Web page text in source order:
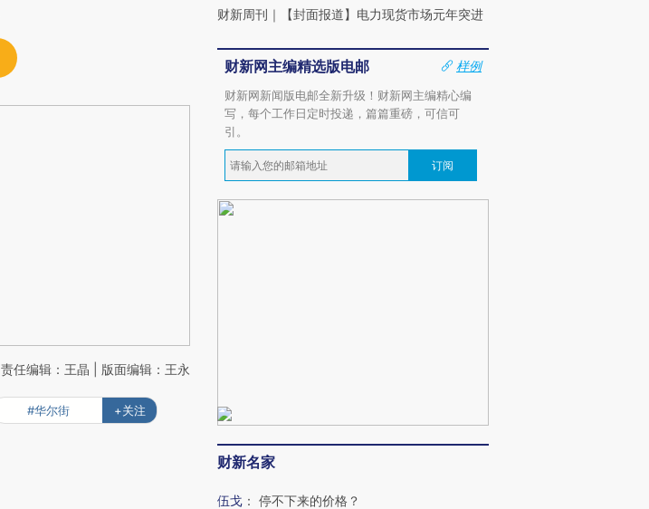
责任编辑：王晶 | 版面编辑：王永
#华尔街 +关注
财新周刊 ｜ 【封面报道】电力现货市场元年突进
财新网主编精选版电邮
样例
财新网新闻版电邮全新升级！财新网主编精心编
写，每个工作日定时投递，篇篇重磅，可信可
引。
订阅
财新名家
伍戈 ： 停不下来的价格？